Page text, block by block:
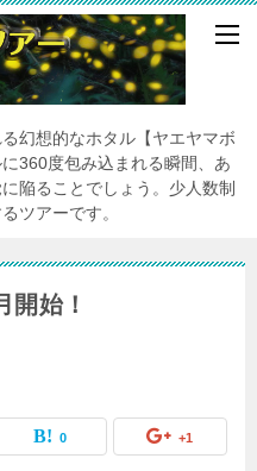
幻想的なホタル【ヤエヤマボ
360度包み込まれる瞬間、あ
陥ることでしょう。少人数制
ツアーです。
開始！
0 +1